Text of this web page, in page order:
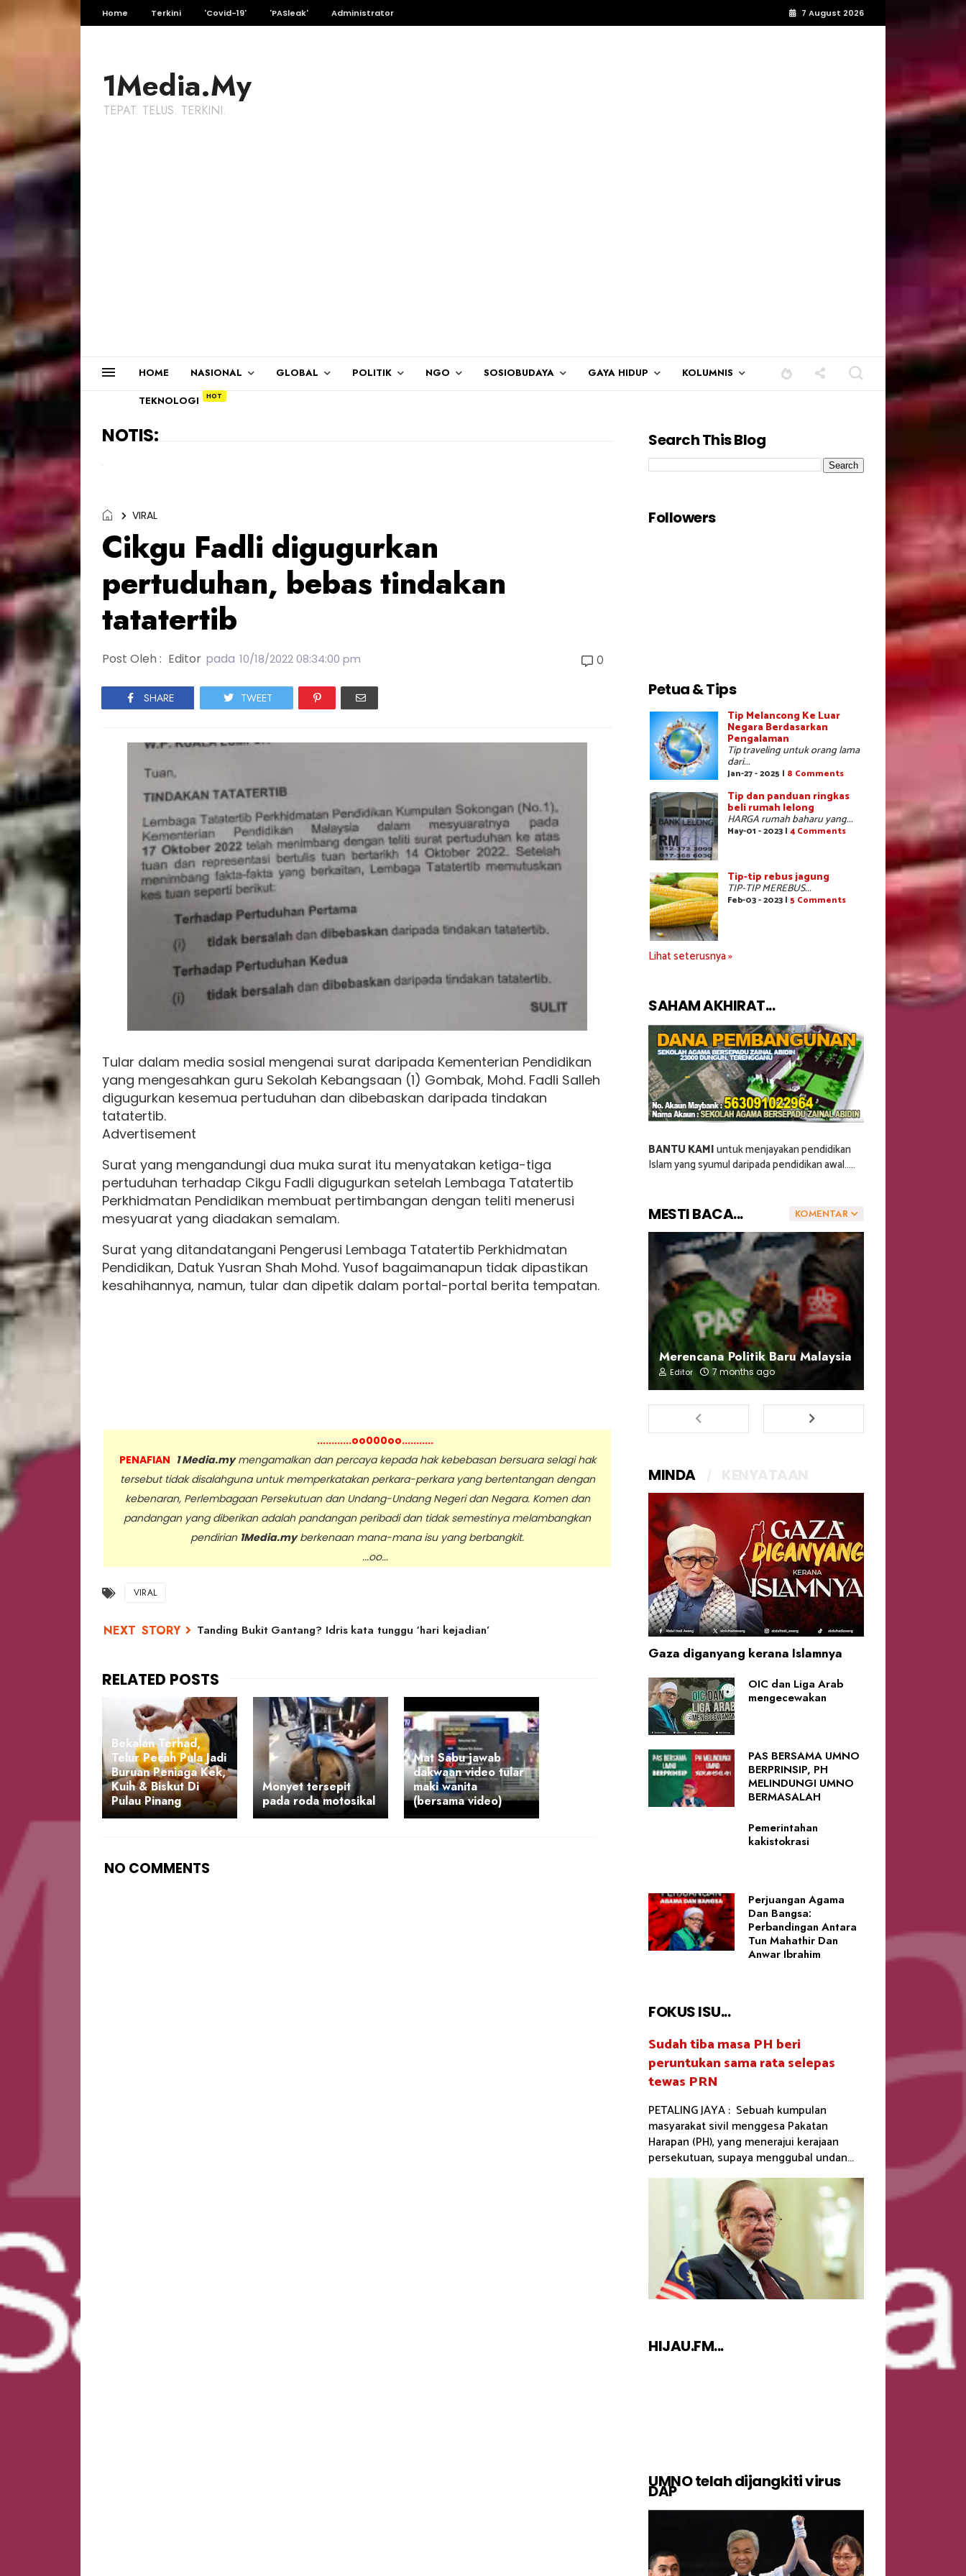
Home Terkini 'Covid-19' 'PASleak' Administrator 7 August 2026
1Media.My
TEPAT. TELUS. TERKINI.
HOME NASIONAL GLOBAL POLITIK NGO SOSIOBUDAYA GAYA HIDUP KOLUMNIS
TEKNOLOGI
NOTIS:
Terima kasih kepada semua pengundi.......
VIRAL
Cikgu Fadli digugurkan
pertuduhan, bebas tindakan
tatatertib
Post Oleh : Editor pada 10/18/2022 08:34:00 pm 0
SHARE TWEET
Tular dalam media sosial mengenai surat daripada Kementerian Pendidikan
yang mengesahkan guru Sekolah Kebangsaan (1) Gombak, Mohd. Fadli Salleh
digugurkan kesemua pertuduhan dan dibebaskan daripada tindakan
tatatertib.
Advertisement
Surat yang mengandungi dua muka surat itu menyatakan ketiga-tiga
pertuduhan terhadap Cikgu Fadli digugurkan setelah Lembaga Tatatertib
Perkhidmatan Pendidikan membuat pertimbangan dengan teliti menerusi
mesyuarat yang diadakan semalam.
Surat yang ditandatangani Pengerusi Lembaga Tatatertib Perkhidmatan
Pendidikan, Datuk Yusran Shah Mohd. Yusof bagaimanapun tidak dipastikan
kesahihannya, namun, tular dan dipetik dalam portal-portal berita tempatan.
............oo000oo...........
PENAFIAN 1 Media.mymengamalkan dan percaya kepada hak kebebasan bersuara selagi hak
tersebut tidak disalahguna untuk memperkatakan perkara-perkara yang bertentangan dengan
kebenaran, Perlembagaan Persekutuan dan Undang-Undang Negeri dan Negara. Komen dan
pandangan yang diberikan adalah pandangan peribadi dan tidak semestinya melambangkan
pendirian 1Media.myberkenaan mana-mana isu yang berbangkit.
...oo...
VIRAL
Tanding Bukit Gantang? Idris kata tunggu ‘hari kejadian’
Bekalan Terhad,
Telur Pecah Pula Jadi
Buruan Peniaga Kek,
Kuih & Biskut Di
Pulau Pinang
Monyet tersepit
pada roda motosikal
Mat Sabu jawab
dakwaan video tular
maki wanita
(bersama video)
NO COMMENTS
Search This Blog
Followers
Petua & Tips
Tip Melancong Ke Luar
Negara Berdasarkan
Pengalaman
Tip traveling untuk orang lama
dari...
Jan-27 - 2025 | 8 Comments
Tip dan panduan ringkas
beli rumah lelong
HARGA rumah baharu yang...
May-01 - 2023 | 4 Comments
Tip-tip rebus jagung
TIP-TIP MEREBUS...
Feb-03 - 2023 | 5 Comments
Lihat seterusnya »
SAHAM AKHIRAT...
BANTU KAMIuntuk menjayakan pendidikan
Islam yang syumul daripada pendidikan awal.....
KOMENTAR
MESTI BACA...
Merencana Politik Baru Malaysia
Editor 7 months ago
MINDA
Gaza diganyang kerana Islamnya
OIC dan Liga Arab
mengecewakan
PAS BERSAMA UMNO
BERPRINSIP, PH
MELINDUNGI UMNO
BERMASALAH
Pemerintahan
kakistokrasi
Perjuangan Agama
Dan Bangsa:
Perbandingan Antara
Tun Mahathir Dan
Anwar Ibrahim
FOKUS ISU...
Sudah tiba masa PH beri
peruntukan sama rata selepas
tewas PRN
PETALING JAYA : Sebuah kumpulan
masyarakat sivil menggesa Pakatan
Harapan (PH), yang menerajui kerajaan
persekutuan, supaya menggubal undan...
HIJAU.FM...
UMNO telah dijangkiti virus
DAP